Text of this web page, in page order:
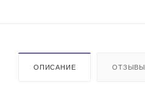
ОПИСАНИЕ ОТЗЫВЫ